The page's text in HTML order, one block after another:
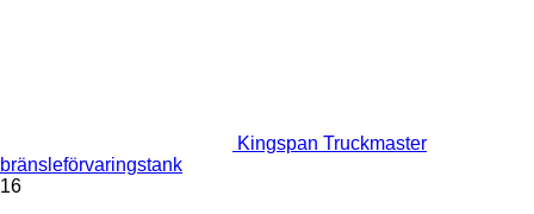
Kingspan Truckmaster
bränsleförvaringstank
16